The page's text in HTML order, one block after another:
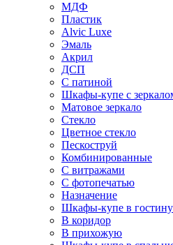
МДФ
Пластик
Alvic Luxe
Эмаль
Акрил
ДСП
С патиной
Шкафы-купе с
Матовое зеркало
Стекло
Цветное стекло
Пескоструй
Комбинированные
С витражами
С фотопечатью
Назначение
Шкафы-купе в
В коридор
В прихожую